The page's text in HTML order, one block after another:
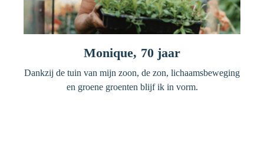
Monique, 70 jaar
Dankzij de tuin van mijn zoon, de zon, lichaamsbeweging
en groene groenten blijf ik in vorm.